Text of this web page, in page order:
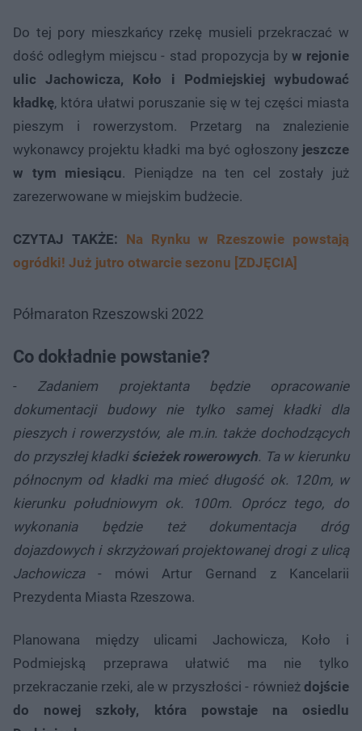
Do tej pory mieszkańcy rzekę musieli przekraczać w
dość odległym miejscu - stad propozycja by w rejonie
ulic Jachowicza, Koło i Podmiejskiej wybudować
kładkę, która ułatwi poruszanie się w tej części miasta
pieszym i rowerzystom. Przetarg na znalezienie
wykonawcy projektu kładki ma być ogłoszonyjeszcze
w tym miesiącu. Pieniądze na ten cel zostały już
zarezerwowane w miejskim budżecie.
CZYTAJ TAKŻE: Na Rynku w Rzeszowie powstają
ogródki! Już jutro otwarcie sezonu [ZDJĘCIA]
Półmaraton Rzeszowski 2022
Co dokładnie powstanie?
- Zadaniem projektanta będzie opracowanie
dokumentacji budowy nie tylko samej kładki dla
pieszych i rowerzystów, ale m.in. także dochodzących
do przyszłej kładkiścieżek rowerowych. Ta w kierunku
północnym od kładki ma mieć długość ok. 120m, w
kierunku południowym ok. 100m. Oprócz tego, do
wykonania będzie też dokumentacja dróg
dojazdowych i skrzyżowań projektowanej drogi z ulicą
Jachowicza- mówi Artur Gernand z Kancelarii
Prezydenta Miasta Rzeszowa.
Planowana między ulicami Jachowicza, Koło i
Podmiejską przeprawa ułatwić ma nie tylko
przekraczanie rzeki, ale w przyszłości - równieżdojście
do nowej szkoły, która powstaje na osiedlu